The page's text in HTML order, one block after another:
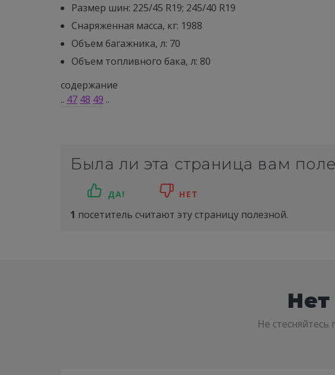
Размер шин: 225/45 R19; 245/40 R19
Снаряженная масса, кг: 1988
Объем багажника, л: 70
Объем топливного бака, л: 80
содержание
.. 47 48 49 ..
Была ли эта страница вам
ДА! НЕТ
1 посетитель считают эту страницу полезной.
Не